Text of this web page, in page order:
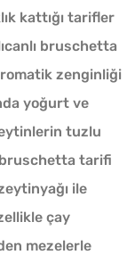
kattığı tarifler
bruschetta
zenginliği
yoğurt ve
tuzlu
bruschetta tarifi
ile
çay
mezelerle